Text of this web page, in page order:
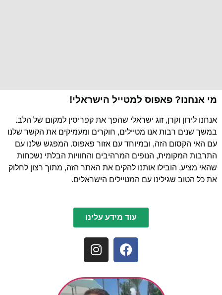
מי אנחנו? פאפוס למטייל הישראלי!
אנחנו לירון וקרן, זוג ישראלי שהפך את קפריסין למקום של הלב.
במשך שנים רבות אנו מטיילים, חוקרים ומעמיקים את הקשר שלנו
עם האי הקסום הזה, ובמיוחד עם אזור פאפוס. המפגש שלנו עם
התרבות המקומית, הנופים המרהיבים והחוויות הבלתי נשכחות
שהאי מציע, הובילו אותנו להקים את האתר הזה, מתוך רצון לחלוק
את כל הטוב שגילינו עם המטיילים הישראלים.
עוד מידע עלינו